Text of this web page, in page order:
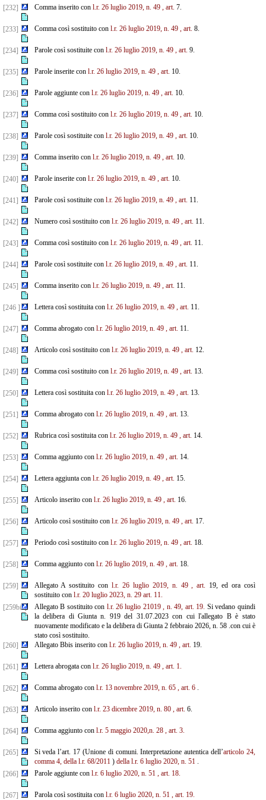
[232] Comma inserito con l.r. 26 luglio 2019, n. 49 , art. 7.
[233] Comma così sostituito con l.r. 26 luglio 2019, n. 49 , art. 8.
[234] Parole così sostituite con l.r. 26 luglio 2019, n. 49 , art. 9.
[235] Parole inserite con l.r. 26 luglio 2019, n. 49 , art. 10.
[236] Parole aggiunte con l.r. 26 luglio 2019, n. 49 , art. 10.
[237] Comma così sostituito con l.r. 26 luglio 2019, n. 49 , art. 10.
[238] Parole così sostituite con l.r. 26 luglio 2019, n. 49 , art. 10.
[239] Comma inserito con l.r. 26 luglio 2019, n. 49 , art. 10.
[240] Parole inserite con l.r. 26 luglio 2019, n. 49 , art. 10.
[241] Parole così sostituite con l.r. 26 luglio 2019, n. 49 , art. 11.
[242] Numero così sostituito con l.r. 26 luglio 2019, n. 49 , art. 11.
[243] Comma così sostituito con l.r. 26 luglio 2019, n. 49 , art. 11.
[244] Parole così sostituite con l.r. 26 luglio 2019, n. 49 , art. 11.
[245] Comma inserito con l.r. 26 luglio 2019, n. 49 , art. 11.
[246 ] Lettera così sostituita con l.r. 26 luglio 2019, n. 49 , art. 11.
[247] Comma abrogato con l.r. 26 luglio 2019, n. 49 , art. 11.
[248] Articolo così sostituito con l.r. 26 luglio 2019, n. 49 , art. 12.
[249] Comma così sostituito con l.r. 26 luglio 2019, n. 49 , art. 13.
[250] Lettera così sostituita con l.r. 26 luglio 2019, n. 49 , art. 13.
[251] Comma abrogato con l.r. 26 luglio 2019, n. 49 , art. 13.
[252] Rubrica così sostituita con l.r. 26 luglio 2019, n. 49 , art. 14.
[253] Comma aggiunto con l.r. 26 luglio 2019, n. 49 , art. 14.
[254] Lettera aggiunta con l.r. 26 luglio 2019, n. 49 , art. 15.
[255] Articolo inserito con l.r. 26 luglio 2019, n. 49 , art. 16.
[256] Articolo così sostituito con l.r. 26 luglio 2019, n. 49 , art. 17.
[257] Periodo così sostituito con l.r. 26 luglio 2019, n. 49 , art. 18.
[258] Comma aggiunto con l.r. 26 luglio 2019, n. 49 , art. 18.
[259] Allegato A sostituito conl.r. 26 luglio 2019, n. 49 , art. 19, ed ora così
sostituito con l.r. 20 luglio 2023, n. 29 art. 11.
[259bis]
Allegato B sostituito con l.r. 26 luglio 21019 , n. 49, art. 19. Si vedano quindi
la delibera di Giunta n. 919 del 31.07.2023 con cui l'allegato B è stato
nuovamente modificato e la delibera di Giunta 2 febbraio 2026, n. 58 .con cui è
stato così sostituito.
[260]
Allegato Bbis inserito con l.r. 26 luglio 2019, n. 49 , art. 19.
[261] Lettera abrogata con l.r. 26 luglio 2019, n. 49 , art. 1.
[262] Comma abrogato con l.r. 13 novembre 2019, n. 65 , art. 6.
[263] Articolo inserito con l.r. 23 dicembre 2019, n. 80 , art. 6.
[264] Comma aggiunto con l.r. 5 maggio 2020,n. 28 , art. 3.
[265] Si veda l’art. 17 (Unione di comuni. Interpretazione autentica dell’articolo 24,
comma 4, della l.r. 68/2011) della l.r. 6 luglio 2020, n. 51.
[266]
Parole aggiunte con l.r. 6 luglio 2020, n. 51 , art. 18.
[267] Parola così sostituita con l.r. 6 luglio 2020, n. 51 , art. 19.